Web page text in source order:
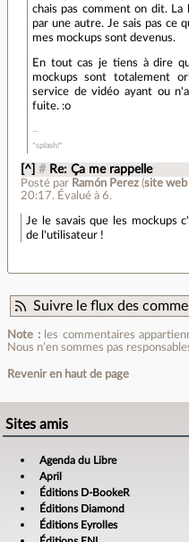
chais pas comment on dit. La
par une autre. Je sais pas ce
mes mockups sont devenus.
En tout cas je tiens à dire
mockups sont totalement
service de vidéo ayant ou
fuite. :o
*splash!*
[^] # Re: Ça me rappelle
Posté par Ramón Perez (site web
20:17. Évalué à6.
Je le savais que les mockups
de l'utilisateur !
Suivre le flux des
Note :les commentaires
Nous n’en sommes pas
Revenir en haut de page
Sites amis
Agenda du Libre
April
Éditions D-BookeR
Éditions Diamond
Éditions Eyrolles